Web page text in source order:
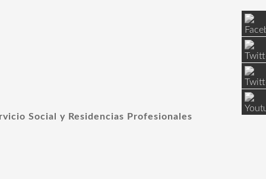
Social y Residencias Profesionales